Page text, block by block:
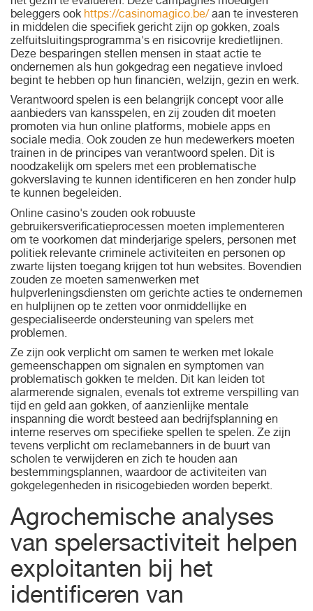
beleggers ook https://casinomagico.be/ aan te investeren
in middelen die specifiek gericht zijn op gokken, zoals
zelfuitsluitingsprogramma's en risicovrije kredietlijnen.
Deze besparingen stellen mensen in staat actie te
ondernemen als hun gokgedrag een negatieve invloed
begint te hebben op hun financiën, welzijn, gezin en werk.
Verantwoord spelen is een belangrijk concept voor alle
aanbieders van kansspelen, en zij zouden dit moeten
promoten via hun online platforms, mobiele apps en
sociale media. Ook zouden ze hun medewerkers moeten
trainen in de principes van verantwoord spelen. Dit is
noodzakelijk om spelers met een problematische
gokverslaving te kunnen identificeren en hen zonder hulp
te kunnen begeleiden.
Online casino's zouden ook robuuste
gebruikersverificatieprocessen moeten implementeren
om te voorkomen dat minderjarige spelers, personen met
politiek relevante criminele activiteiten en personen op
zwarte lijsten toegang krijgen tot hun websites. Bovendien
zouden ze moeten samenwerken met
hulpverleningsdiensten om gerichte acties te ondernemen
en hulplijnen op te zetten voor onmiddellijke en
gespecialiseerde ondersteuning van spelers met
problemen.
Ze zijn ook verplicht om samen te werken met lokale
gemeenschappen om signalen en symptomen van
problematisch gokken te melden. Dit kan leiden tot
alarmerende signalen, evenals tot extreme verspilling van
tijd en geld aan gokken, of aanzienlijke mentale
inspanning die wordt besteed aan bedrijfsplanning en
interne reserves om specifieke spellen te spelen. Ze zijn
tevens verplicht om reclamebanners in de buurt van
scholen te verwijderen en zich te houden aan
bestemmingsplannen, waardoor de activiteiten van
gokgelegenheden in risicogebieden worden beperkt.
Agrochemische analyses
van spelersactiviteit helpen
exploitanten bij het
identificeren van